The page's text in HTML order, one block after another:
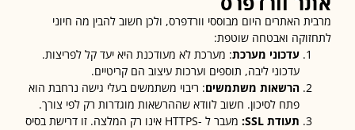
האתרים היום מבוססי וורדפרס, ולכן חשוב להבין מה חיוני
ואבטחה שוטפת:
עדכוני מערכת: מערכת לא מעודכנת היא יעד קל לפריצות.
עדכוני ליבה, תוספים וערכות עיצוב הם קריטיים.
הרשאות משתמשים: ריבוי משתמשים בעלי גישה נרחבת הוא
פתח לסיכון. חשוב לוודא שההרשאות מוגדרות רק לפי צורך.
תעודת SSL:
מעבר ל -HTTPS אינו רק המלצה. זו דרישת בסיס